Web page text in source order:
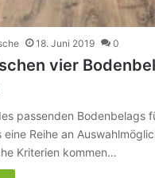
18. Juni 2019 0
vier
passenden Bodenbelags
Reihe an
Kriterien kommen…